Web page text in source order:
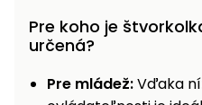
Pre koho je
určená?
Pre mládež:Vďaka